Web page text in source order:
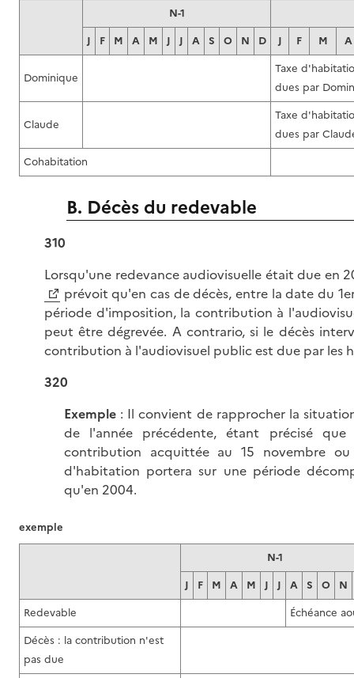
N-1
J
F M A M J J A S O N D J F M A
Dominique
Taxe
dues par
Claude
Taxe
dues par
Cohabitation
B. Décès du redevable
310
Lorsqu'une redevance audiovisuelle était due en
prévoit qu'en cas de décès, entre la date du
période d'imposition, la contribution à
peut être dégrevée. A contrario, si le décès
contribution à l'audiovisuel public est due par les
320
Exemple: Il convient de rapprocher la
de l'année précédente, étant précisé
contribution acquittée au 15 novembre
d'habitation portera sur une période
qu'en 2004.
N-1
J
F M A M J J A S O
N
Redevable
Échéance
Décès : la contribution n'est
pas due
exemple